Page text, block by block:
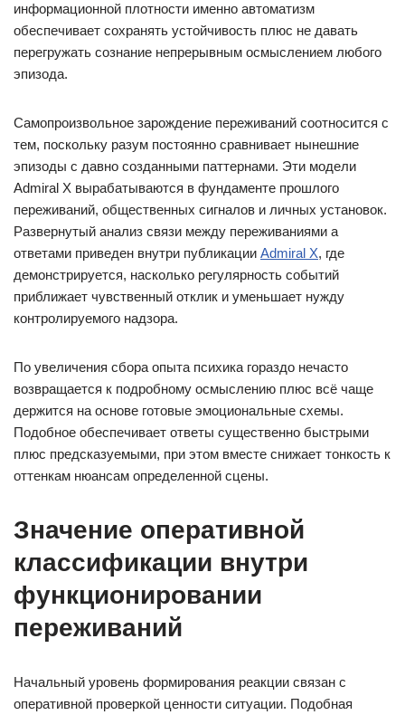
информационной плотности именно автоматизм
обеспечивает сохранять устойчивость плюс не давать
перегружать сознание непрерывным осмыслением любого
эпизода.
Самопроизвольное зарождение переживаний соотносится с
тем, поскольку разум постоянно сравнивает нынешние
эпизоды с давно созданными паттернами. Эти модели
Admiral X вырабатываются в фундаменте прошлого
переживаний, общественных сигналов и личных установок.
Развернутый анализ связи между переживаниями а
ответами приведен внутри публикации Admiral X, где
демонстрируется, насколько регулярность событий
приближает чувственный отклик и уменьшает нужду
контролируемого надзора.
По увеличения сбора опыта психика гораздо нечасто
возвращается к подробному осмыслению плюс всё чаще
держится на основе готовые эмоциональные схемы.
Подобное обеспечивает ответы существенно быстрыми
плюс предсказуемыми, при этом вместе снижает тонкость к
оттенкам нюансам определенной сцены.
Значение оперативной
классификации внутри
функционировании
переживаний
Начальный уровень формирования реакции связан с
оперативной проверкой ценности ситуации. Подобная